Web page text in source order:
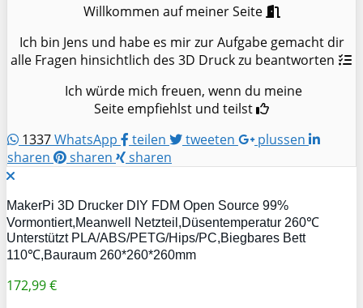
Willkommen auf meiner Seite
Ich bin Jens und habe es mir zur Aufgabe gemacht dir
alle Fragen hinsichtlich des 3D Druck zu beantworten
Ich würde mich freuen, wenn du meine
Seite empfiehlst und teilst
1337WhatsApp teilen tweeten
plussen
sharen
sharen sharen
MakerPi 3D Drucker DIY FDM Open Source 99%
Vormontiert,Meanwell Netzteil,Düsentemperatur 260℃
Unterstützt PLA/ABS/PETG/Hips/PC,Biegbares Bett
110℃,Bauraum 260*260*260mm
172,99 €